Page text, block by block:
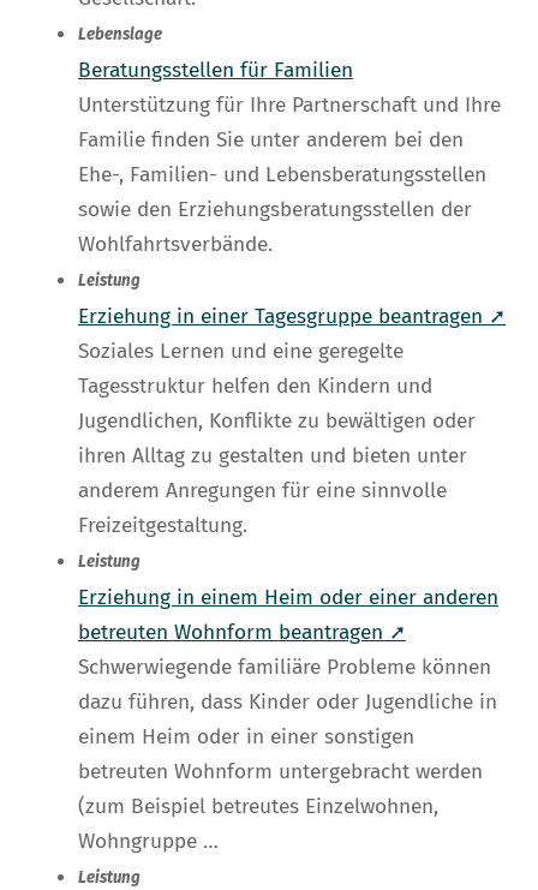
Lebenslage
Beratungsstellen für Familien
Unterstützung für Ihre Partnerschaft und Ihre
Familie finden Sie unter anderem bei den
Ehe-, Familien- und Lebensberatungsstellen
sowie den Erziehungsberatungsstellen der
Wohlfahrtsverbände.
Leistung
Erziehung in einer Tagesgruppe beantragen ➚
Soziales Lernen und eine geregelte
Tagesstruktur helfen den Kindern und
Jugendlichen, Konflikte zu bewältigen oder
ihren Alltag zu gestalten und bieten unter
anderem Anregungen für eine sinnvolle
Freizeitgestaltung.
Leistung
Erziehung in einem Heim oder einer anderen
betreuten Wohnform beantragen ➚
Schwerwiegende familiäre Probleme können
dazu führen, dass Kinder oder Jugendliche in
einem Heim oder in einer sonstigen
betreuten Wohnform untergebracht werden
(zum Beispiel betreutes Einzelwohnen,
Wohngruppe …
Leistung